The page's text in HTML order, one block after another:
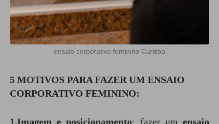
ensaio corporativo feminino Curitiba
5 MOTIVOS PARA FAZER UM ENSAIO
CORPORATIVO FEMININO:
1.Imagem e posicionamento: fazer umensaio